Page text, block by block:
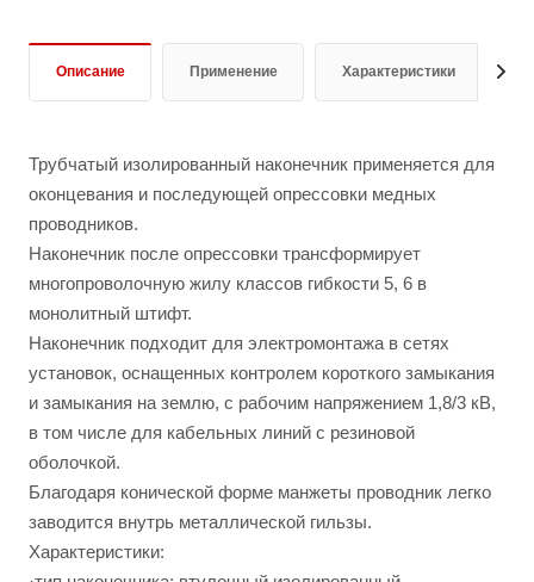
Описание Применение Характеристики
Трубчатый изолированный наконечник применяется для
оконцевания и последующей опрессовки медных
проводников.
Наконечник после опрессовки трансформирует
многопроволочную жилу классов гибкости 5, 6 в
монолитный штифт.
Наконечник подходит для электромонтажа в сетях
установок, оснащенных контролем короткого замыкания
и замыкания на землю, с рабочим напряжением 1,8/3 кВ,
в том числе для кабельных линий с резиновой
оболочкой.
Благодаря конической форме манжеты проводник легко
заводится внутрь металлической гильзы.
Характеристики: